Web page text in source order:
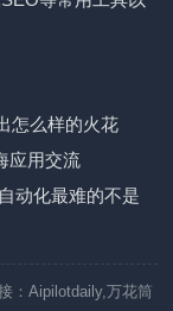
怎么样的火花
应用交流
动化最难的不是
：Aipilotdaily,万花筒